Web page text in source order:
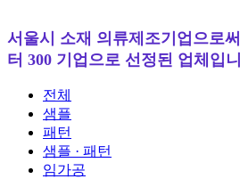
서울시 소재 의류제조기업으로
터 300 기업으로 선정된 업체입
전체
샘플
패턴
샘플 · 패턴
임가공